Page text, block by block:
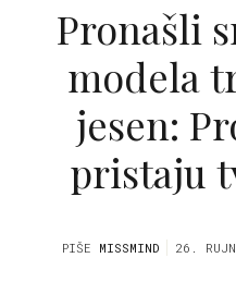
Pronašli
modela
jesen:
pristaju
PIŠE MISSMIND 26.